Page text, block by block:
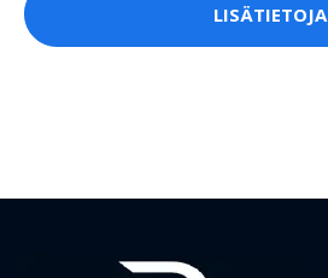
LISÄTIETOJA